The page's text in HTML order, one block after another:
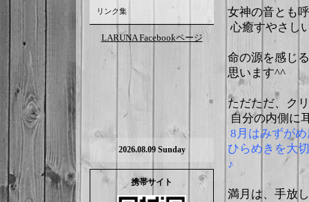
女神の音とも
心癒すやさし
命の源を感じ
思います^^
ただただ、ク
自分の内側に
8月はみずが
ひらめきを大
♪
満月は、手放
リンク集
LARUNA Facebookページ
2026.08.09 Sunday
携帯サイト